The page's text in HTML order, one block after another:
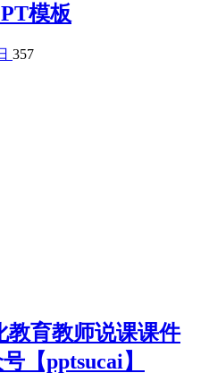
模板
357
教育教师说课课件
【pptsucai】